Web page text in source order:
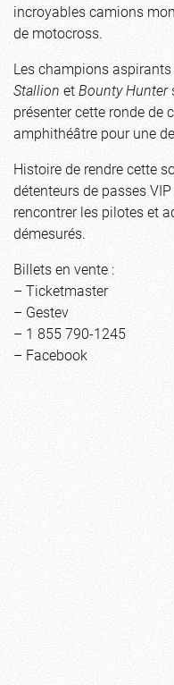
incroyables camions
de motocross.
Les champions aspirants
StallionetBounty Hunter
présenter cette ronde de
amphithéâtre pour une
Histoire de rendre cette
détenteurs de passes
rencontrer les pilotes et
démesurés.
Billets en vente :
–Ticketmaster
–Gestev
– 1 855 790-1245
–Facebook